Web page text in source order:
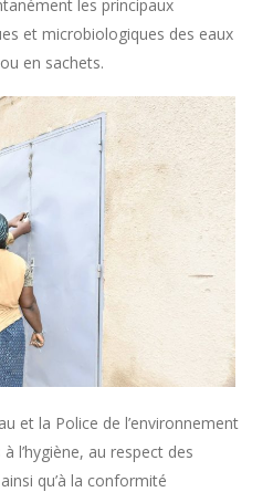
les principaux
et microbiologiques des eaux
en sachets.
et la Police de l’environnement
l’hygiène, au respect des
qu’à la conformité